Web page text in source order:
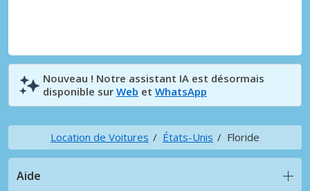
Nouveau ! Notre assistant IA est désormais
disponible sur Web et WhatsApp
Location de Voitures États-Unis Floride
Aide